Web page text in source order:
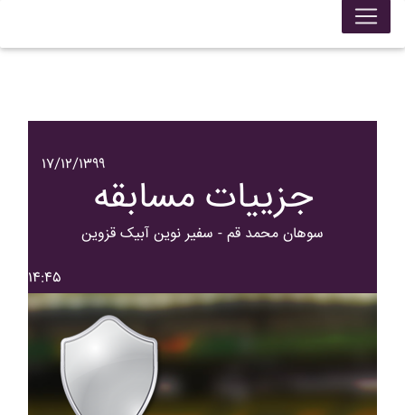
۱۷/۱۲/۱۳۹۹
جزییات مسابقه
سوهان محمد قم - سفير نوين آبيک قزوين
۱۴:۴۵